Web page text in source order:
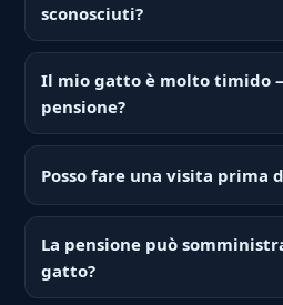
sconosciuti?
Il mio gatto è molto timido
pensione?
Posso fare una visita prima
La pensione può
gatto?